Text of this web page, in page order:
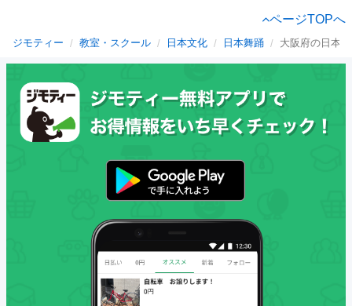
ページTOPへ
ジモティー 教室・スクール 日本文化 日本舞踊 大阪府の日本